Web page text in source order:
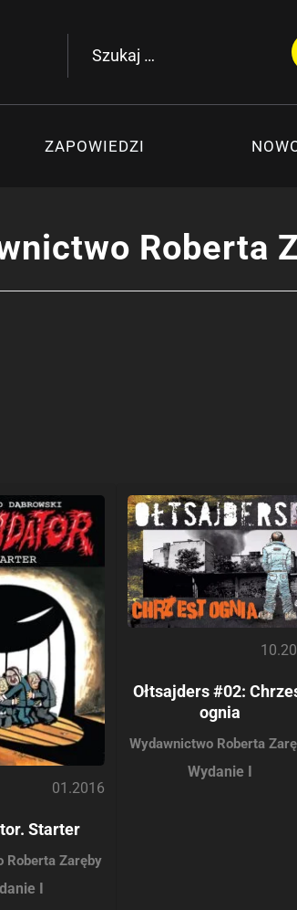
Szukaj:
ZAPOWIEDZI
Roberta
01.2016
Starter
Roberta Zaręby
I
Ołtsajders #02:
ognia
Wydawnictwo Roberta
Wydanie I